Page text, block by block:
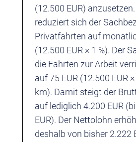
(12.500 EUR)
reduziert sich der
Privatfahrten auf
(12.500 EUR × 1 %). Der
die Fahrten zur Arbeit
auf 75 EUR (12.500 EUR
km). Damit steigt der
auf lediglich 4.200 EUR
EUR). Der Nettolohn
deshalb von bisher 2.222